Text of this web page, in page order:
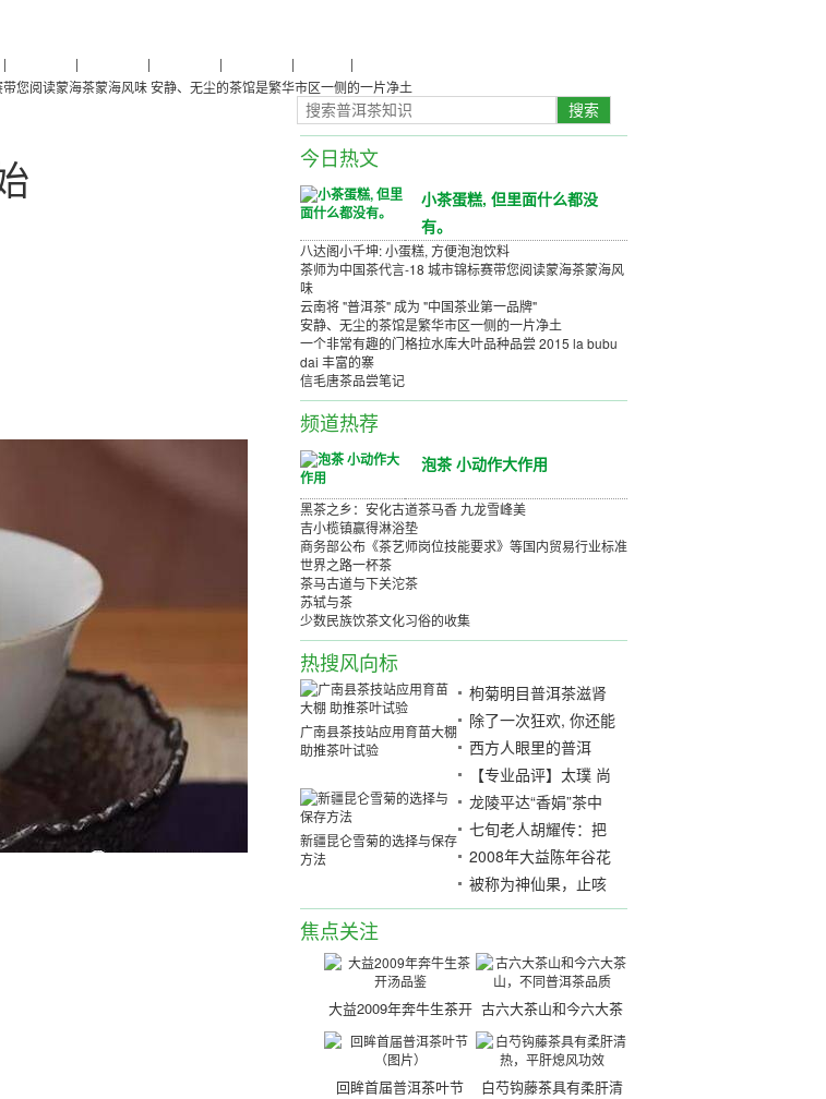
| | | | | |
您阅读蒙海茶蒙海风味安静、无尘的茶馆是繁华市区一侧的一片净土
今日热文
小茶蛋糕, 但里面什么都没
有。
八达阁小千坤: 小蛋糕, 方便泡泡饮料
茶师为中国茶代言-18 城市锦标赛带您阅读蒙海茶蒙海风
味
云南将 "普洱茶" 成为 "中国茶业第一品牌"
安静、无尘的茶馆是繁华市区一侧的一片净土
一个非常有趣的门格拉水库大叶品种品尝 2015 la bubu
dai 丰富的寨
信毛唐茶品尝笔记
频道热荐
泡茶 小动作大作用
黑茶之乡：安化古道茶马香 九龙雪峰美
吉小榄镇赢得淋浴垫
商务部公布《茶艺师岗位技能要求》等国内贸易行业标准
世界之路一杯茶
茶马古道与下关沱茶
苏轼与茶
少数民族饮茶文化习俗的收集
热搜风向标
广南县茶技站应用育苗大棚
助推茶叶试验
枸菊明目普洱茶滋肾
养肝，清肝明目功效
除了一次狂欢, 你还能
在丽江做什么？
西方人眼里的普洱
【专业品评】太璞 尚
冠生态老班章
新疆昆仑雪菊的选择与保存
方法
龙陵平达“香娟”茶中
翘楚
七旬老人胡耀传：把
古田茶歌“唱”到央视
2008年大益陈年谷花
茶秋香青饼开汤
被称为神仙果，止咳
通便一杯茶就行
焦点关注
古六大茶山和今六大茶
山，不同普洱茶品质
大益2009年奔牛生茶开
汤品鉴
白芍钩藤茶具有柔肝清
回眸首届普洱茶叶节